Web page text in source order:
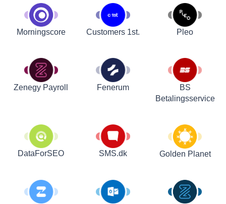
Morningscore Customers 1st. Pleo
Zenegy Payroll Fenerum
BS
Betalingsservice
DataForSEO SMS.dk Golden Planet